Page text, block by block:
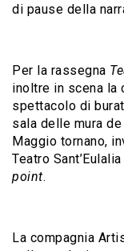
di pause della
Per la rassegna
inoltre in scena la
spettacolo di
sala delle mura de
Maggio tornano,
Teatro
point.
La compagnia